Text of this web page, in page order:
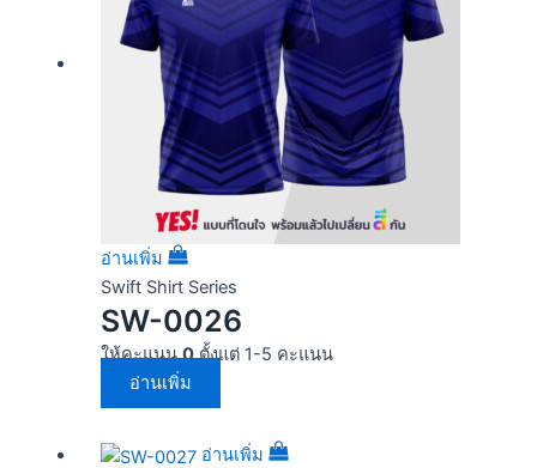
อ่านเพิ่ม
Swift Shirt Series
SW-0026
ให้คะแนน0ตั้งแต่ 1-5 คะแนน
อ่านเพิ่ม
อ่านเพิ่ม